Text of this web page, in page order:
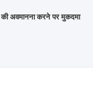
की अवमानना करने पर मुकदमा